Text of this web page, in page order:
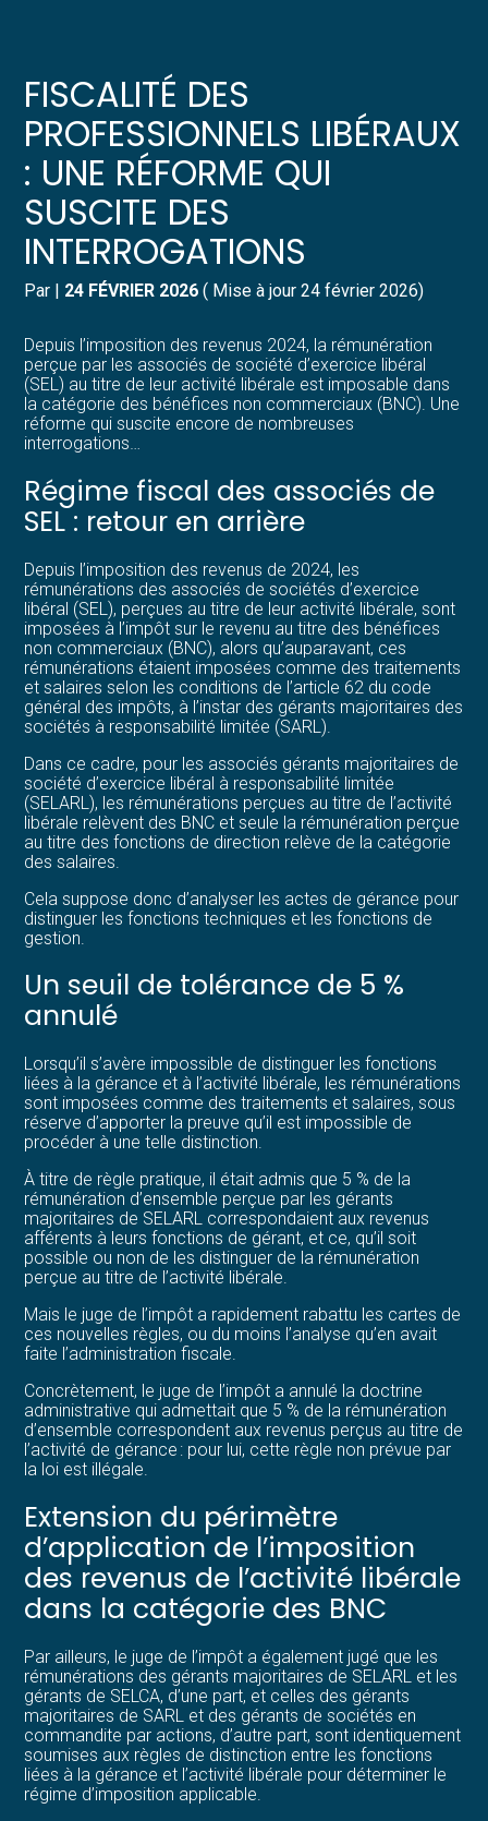
Gérer votre quotidien
Piloter votre entreprise
Développer votre entreprise
Construire votre patrimoine
Structurer votre croissance
Être prêt pour la facturation
électronique
Suivre votre comptabilité
Gérer vos ressources humaines
Dématérialiser vos documents
FISCALITÉ DES
PROFESSIONNELS LIBÉRAUX
: UNE RÉFORME QUI
SUSCITE DES
INTERROGATIONS
Par | 24 FÉVRIER 2026 ( Mise à jour 24 février 2026)
Depuis l’imposition des revenus 2024, la rémunération
perçue par les associés de société d’exercice libéral
(SEL) au titre de leur activité libérale est imposable dans
la catégorie des bénéfices non commerciaux (BNC). Une
réforme qui suscite encore de nombreuses
interrogations…
Régime fiscal des associés de
SEL : retour en arrière
Depuis l’imposition des revenus de 2024, les
rémunérations des associés de sociétés d’exercice
libéral (SEL), perçues au titre de leur activité libérale, sont
imposées à l’impôt sur le revenu au titre des bénéfices
non commerciaux (BNC), alors qu’auparavant, ces
rémunérations étaient imposées comme des traitements
et salaires selon les conditions de l’article 62 du code
général des impôts, à l’instar des gérants majoritaires des
sociétés à responsabilité limitée (SARL).
Dans ce cadre, pour les associés gérants majoritaires de
société d’exercice libéral à responsabilité limitée
(SELARL), les rémunérations perçues au titre de l’activité
libérale relèvent des BNC et seule la rémunération perçue
au titre des fonctions de direction relève de la catégorie
des salaires.
Cela suppose donc d’analyser les actes de gérance pour
distinguer les fonctions techniques et les fonctions de
gestion.
Un seuil de tolérance de 5 %
annulé
Lorsqu’il s’avère impossible de distinguer les fonctions
liées à la gérance et à l’activité libérale, les rémunérations
sont imposées comme des traitements et salaires, sous
réserve d’apporter la preuve qu’il est impossible de
procéder à une telle distinction.
À titre de règle pratique, il était admis que 5 % de la
rémunération d’ensemble perçue par les gérants
majoritaires de SELARL correspondaient aux revenus
afférents à leurs fonctions de gérant, et ce, qu’il soit
possible ou non de les distinguer de la rémunération
perçue au titre de l’activité libérale.
Mais le juge de l’impôt a rapidement rabattu les cartes de
ces nouvelles règles, ou du moins l’analyse qu’en avait
faite l’administration fiscale.
Concrètement, le juge de l’impôt a annulé la doctrine
administrative qui admettait que 5 % de la rémunération
d’ensemble correspondent aux revenus perçus au titre de
l’activité de gérance : pour lui, cette règle non prévue par
la loi est illégale.
Extension du périmètre
d’application de l’imposition
des revenus de l’activité libérale
dans la catégorie des BNC
Par ailleurs, le juge de l’impôt a également jugé que les
rémunérations des gérants majoritaires de SELARL et les
gérants de SELCA, d’une part, et celles des gérants
majoritaires de SARL et des gérants de sociétés en
commandite par actions, d’autre part, sont identiquement
soumises aux règles de distinction entre les fonctions
liées à la gérance et l’activité libérale pour déterminer le
régime d’imposition applicable.